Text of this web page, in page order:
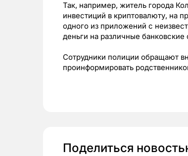
Так, например, житель города
инвестиций в криптовалюту, на
одного из приложений с
деньги на различные
Сотрудники полиции обращают
проинформировать
Поделиться